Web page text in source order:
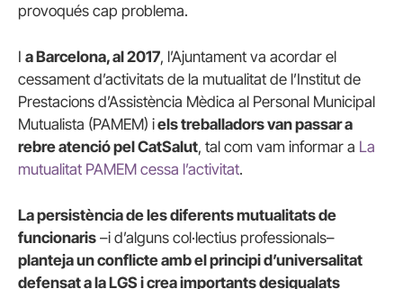
provoqués cap problema.
I a Barcelona, al 2017, l’Ajuntament va acordar el
cessament d’activitats de la mutualitat de l’Institut de
Prestacions d’Assistència Mèdica al Personal Municipal
Mutualista (PAMEM) iels treballadors van passar a
rebre atenció pel CatSalut, tal com vam informar a La
mutualitat PAMEM cessa l’activitat.
La persistència de les diferents mutualitats de
funcionaris –i d’alguns col·lectius professionals–
planteja un conflicte amb el principi d’universalitat
defensat a la LGS i crea importants desigualats